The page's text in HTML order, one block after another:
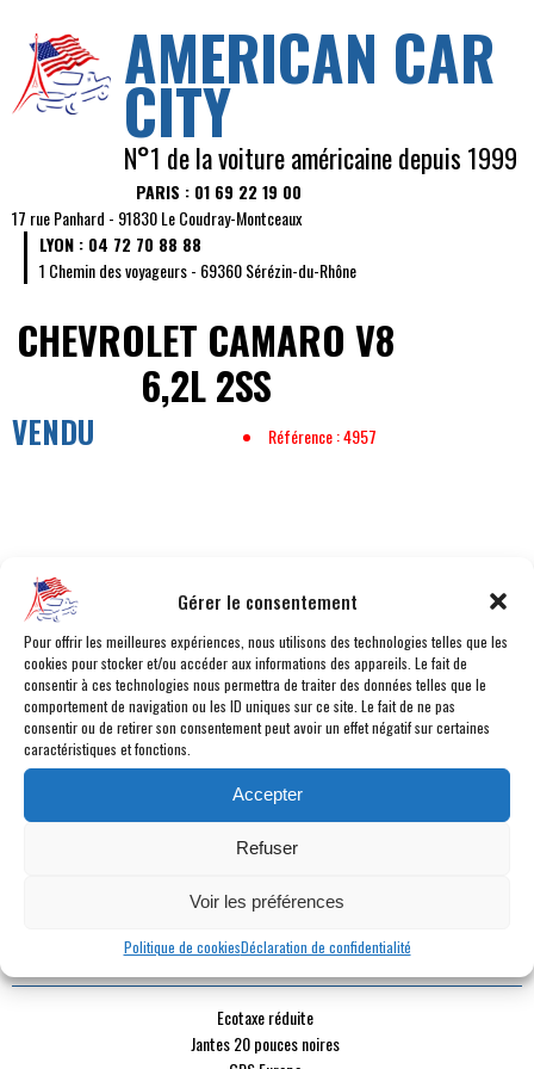
Gérer le consentement
Pour offrir les meilleures expériences, nous utilisons des technologies telles que les
cookies pour stocker et/ou accéder aux informations des appareils. Le fait de
consentir à ces technologies nous permettra de traiter des données telles que le
comportement de navigation ou les ID uniques sur ce site. Le fait de ne pas
consentir ou de retirer son consentement peut avoir un effet négatif sur certaines
caractéristiques et fonctions.
Accepter
Refuser
Voir les préférences
Politique de cookiesDéclaration de confidentialité
AMERICAN CAR
CITY
N°1 de la voiture américaine depuis 1999
PARIS : 01 69 22 19 00
17 rue Panhard - 91830 Le Coudray-Montceaux
LYON : 04 72 70 88 88
1 Chemin des voyageurs - 69360 Sérézin-du-Rhône
CHEVROLET CAMARO V8
6,2L 2SS
VENDU Référence : 4957
CATÉGORIE :
CARBURANT :
Essence
BOÎTE :Automatique 8 vitesses
MILLÉSIME :2018
KILOMÉTRAGE :78 000 km
COULEUR :Noir
INTÉRIEUR :Cuir Noir
PUISSANCE DYN. :
PUISSANCE FISCALE :
35 cv fiscaux
12 mois
POINTS FORTS
Ecotaxe réduite
Jantes 20 pouces noires